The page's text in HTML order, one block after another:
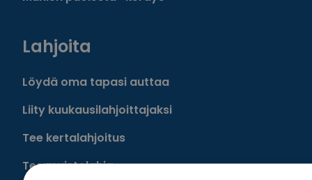
Lahjoita
Löydä oma tapasi auttaa
Liity kuukausilahjoittajaksi
Tee kertalahjoitus
Tee muistolahja